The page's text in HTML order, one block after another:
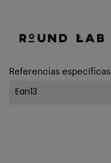
Referencias específicas
Ean13